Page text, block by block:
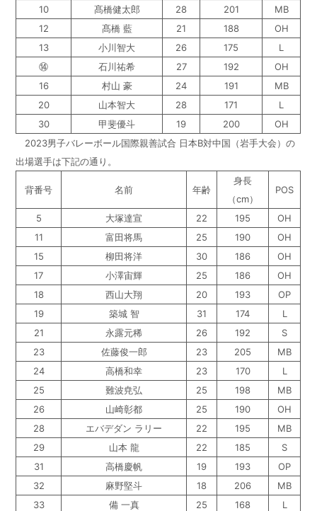
10
髙橋健太郎 28 201
MB
12
髙橋 藍 21 188
OH
13
小川智大 26 175
L
⑭
石川祐希 27 192
OH
16
村山 豪 24 191
MB
20
山本智大 28 171
L
30
甲斐優斗 19 200
OH
2023男子バレーボール国際親善試合 日本B対中国（岩手大会）の
出場選手は下記の通り。
背番号 名前 年齢
身長
（cm）
POS
5 大塚達宣 22 195
OH
11
富田将馬 25 190
OH
15
柳田将洋 30 186
OH
17
小澤宙輝 25 186
OH
18
西山大翔 20 193
OP
19
築城 智 31 174
L
21
永露元稀 26 192
S
23
佐藤俊一郎 23 205
MB
24
高橋和幸 23 170
L
25
難波尭弘 25 198
MB
26
山崎彰都 25 190
OH
28
エバデダン ラリー 22 195
MB
29
山本 龍 22 185
S
31
高橋慶帆 19 193
OP
32
麻野堅斗 18 206
MB
33
備 一真 25 168 L